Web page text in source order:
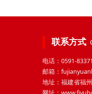
联系方式
电话：0591-
邮箱：
地址：福建省福